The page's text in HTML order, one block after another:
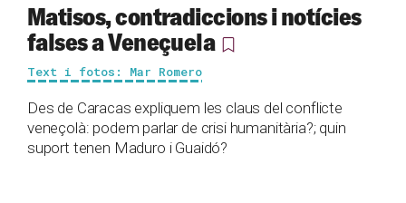
Matisos, contradiccions i notícies
falses a Veneçuela
Text i fotos: Mar Romero
Des de Caracas expliquem les claus del conflicte
veneçolà: podem parlar de crisi humanitària?; quin
suport tenen Maduro i Guaidó?